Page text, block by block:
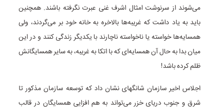
می‌شوند از سرنوشت امثال اشرف غنی عبرت نگرفته باشند. همچنین
باید به یاد داشت که غریبه‌ها بالاخره به خانه خود بر می‌گردند، ولی
همسایه‌ها خواسته یا ناخواسته ناچارند با یکدیگر زندگی کنند و در این
میان بدا به حال آن همسایه‌ای که با اتکا به غریبه، به سایر همسایگانش
ظلم کرده باشد!
اجلاس اخیر سازمان شانگهای نشان داد که توسعه سازمان مذکور تا
شرق و جنوب دریای خزر می‌تواند به هم افزایی همسایگان در قالب